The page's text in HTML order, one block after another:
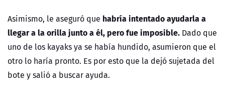
Asimismo, le aseguró que habría intentado ayudarla a
llegar a la orilla junto a él, pero fue imposible. Dado que
uno de los kayaks ya se había hundido, asumieron que el
otro lo haría pronto. Es por esto que la dejó sujetada del
bote y salió a buscar ayuda.